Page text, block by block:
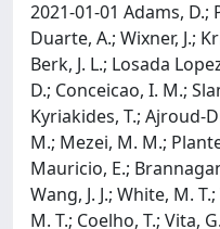
2021-01-01 Adams,
Duarte, A.; Wixner, J.;
Berk, J. L.; Losada
D.; Conceicao, I. M.;
Kyriakides, T.; Ajroud-
M.; Mezei, M. M.;
Mauricio, E.;
Wang, J. J.; White, M.
M. T.; Coelho, T.; Vita,